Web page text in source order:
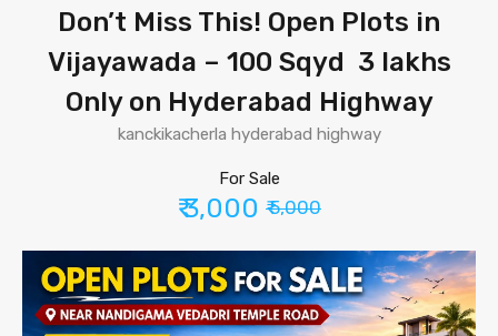
Don’t Miss This! Open Plots in
Vijayawada – 100 Sqyd ₹ 3 lakhs
Only on Hyderabad Highway
kanckikacherla hyderabad highway
For Sale
₹ 3,000 ₹ 5,000